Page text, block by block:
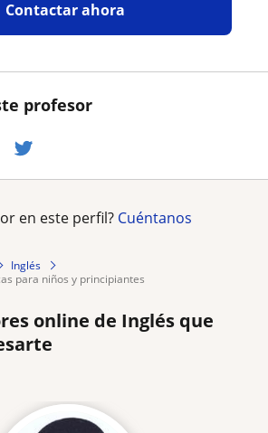
profesor
Contactar ahora
en este perfil? Cuéntanos
Inglés
para niños y principiantes
online de Inglés que